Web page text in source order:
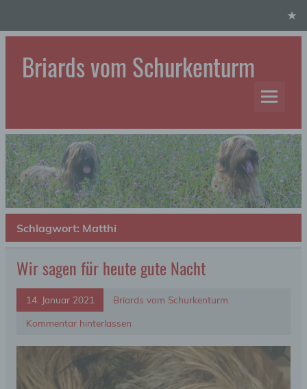
Briards vom Schurkenturm
Schlagwort: Matthi
Wir sagen für heute gute Nacht
14. Januar 2021
Briards vom Schurkenturm
Kommentar hinterlassen